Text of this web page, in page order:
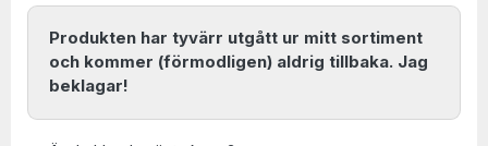
Produkten har tyvärr utgått ur mitt sortiment
och kommer (förmodligen) aldrig tillbaka. Jag
beklagar!